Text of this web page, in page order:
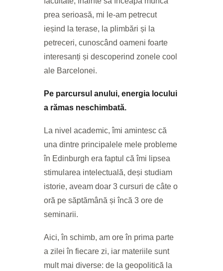
prea serioasă, mi le-am petrecut
ieșind la terase, la plimbări și la
petreceri, cunoscând oameni foarte
interesanți și descoperind zonele cool
ale Barcelonei.
Pe parcursul anului, energia locului
a rămas neschimbată.
La nivel academic, îmi amintesc că
una dintre principalele mele probleme
în Edinburgh era faptul că îmi lipsea
stimularea intelectuală, deși studiam
istorie, aveam doar 3 cursuri de câte o
oră pe săptămână și încă 3 ore de
seminarii.
Aici, în schimb, am ore în prima parte
a zilei în fiecare zi, iar materiile sunt
mult mai diverse: de la geopolitică la